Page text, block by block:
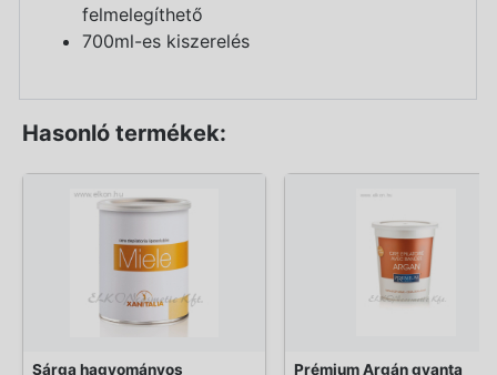
felmelegíthető
700ml-es kiszerelés
Hasonló termékek:
Sárga hagyományos Prémium Argán gyanta